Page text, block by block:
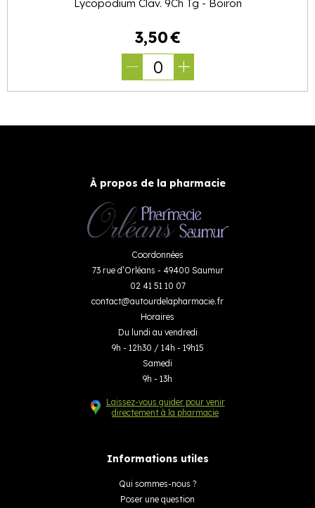
Lycopodium Clav. 9Ch Tg - Boiron
3,50€
0
À propos de la pharmacie
Coordonnées
73 rue d’Orléans - 49400 Saumur
02 41 51 10 07
contact@autourdelapharmacie.fr
Horaires
Du lundi au vendredi
9h - 12h30 / 14h - 19h15
Samedi
9h - 13h
Laissez-vous guider pour venir
directement à la pharmacie
Informations utiles
Qui sommes-nous ?
Poser une question